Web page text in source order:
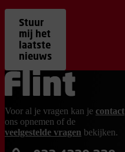
Stuur
mij het
laatste
nieuws
Ga terug naar de homepage
Voor al je vragen kan je contact
ons opnemen of de
veelgestelde vragen bekijken.